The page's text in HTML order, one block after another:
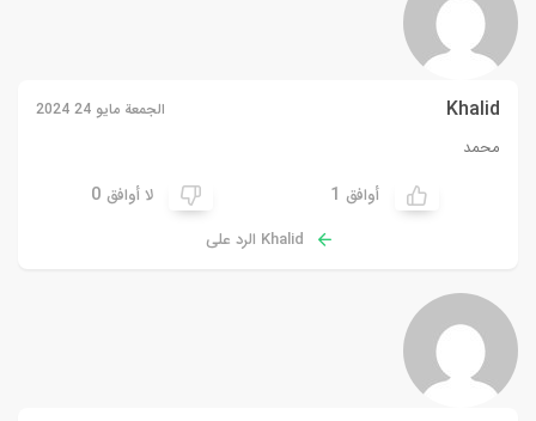
Khalid الجمعة مايو 24 2024
محمد
أوافق 1 لا أوافق 0
Khalid الرد على